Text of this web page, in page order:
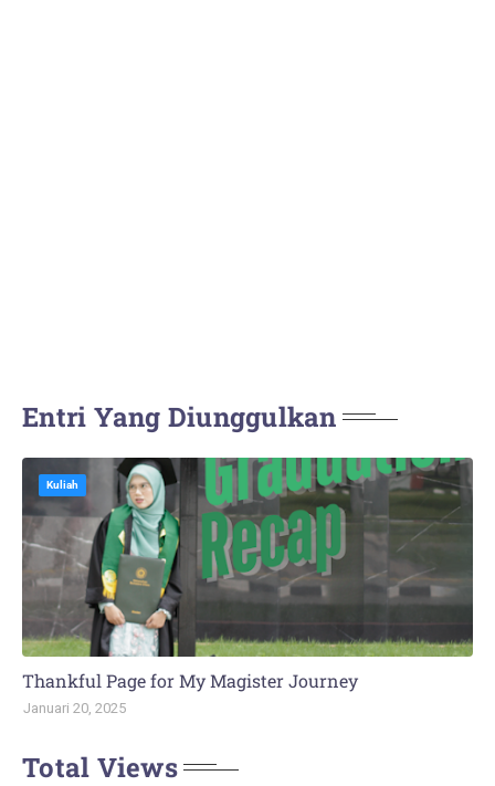
Entri Yang Diunggulkan
Kuliah
Thankful Page for My Magister Journey
Januari 20, 2025
Total Views